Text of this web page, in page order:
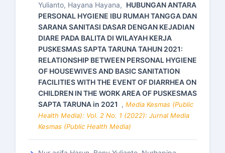
Yulianto, Hayana Hayana, HUBUNGAN ANTARA
PERSONAL HYGIENE IBU RUMAH TANGGA DAN
SARANA SANITASI DASAR DENGAN KEJADIAN
DIARE PADA BALITA DI WILAYAH KERJA
PUSKESMAS SAPTA TARUNA TAHUN 2021:
RELATIONSHIP BETWEEN PERSONAL HYGIENE
OF HOUSEWIVES AND BASIC SANITATION
FACILITIES WITH THE EVENT OF DIARRHEA ON
CHILDREN IN THE WORK AREA OF PUSKESMAS
SAPTA TARUNA in 2021 , Media Kesmas (Public
Health Media): Vol. 2 No. 1 (2022): Jurnal Media
Kesmas (Public Health Media)